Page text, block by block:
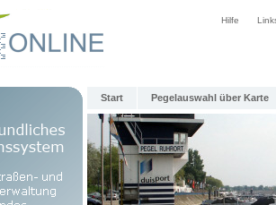
Hilfe
Start Pegelauswahl über Karte